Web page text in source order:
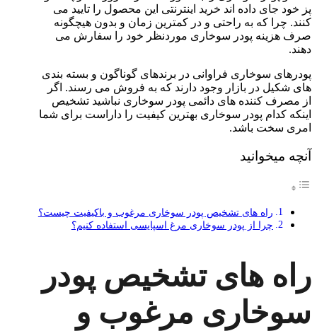
پز خود جای داده اند خرید اینترنتی این محصول را تایید می
کنند. چرا که به راحتی و در کمترین زمان و بدون هیچگونه
صرف هزینه پودر سوخاری موردنظر خود را سفارش می
دهند.
پودرهای سوخاری فراوانی در برندهای گوناگون و بسته بندی
های شکیل در بازار وجود دارند که به فروش می رسند. اگر
از مصرف کننده های دائمی پودر سوخاری نباشید تشخیص
اینکه کدام پودر سوخاری بهترین کیفیت را داراست برای شما
امری سخت باشد.
آنچه میخوانید
راه های تشخیص پودر سوخاری مرغوب و باکیفیت چیست؟
چرا از پودر سوخاری مرغ اسپایسی استفاده کنیم؟
راه های تشخیص پودر
سوخاری مرغوب و